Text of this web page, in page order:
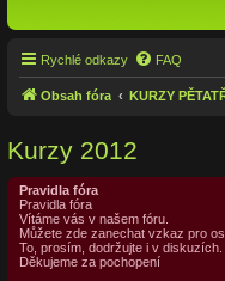
Rychlé odkazy FAQ
Obsah fóra KURZY
Kurzy 2012
Pravidla fóra
Pravidla fóra
Vítáme vás v našem fóru.
Můžete zde zanechat vzkaz pro
To, prosím, dodržujte i v
Děkujeme za pochopení